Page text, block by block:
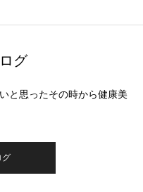
グ
と思ったその時から健康美
グ